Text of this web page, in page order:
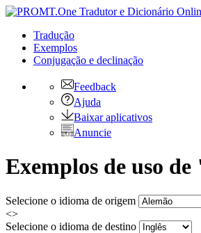
Tradução
Exemplos
Conjugação e declinação
Feedback
Ajuda
Baixar aplicativos
Anuncie
Exemplos de uso
Selecione o idioma de origem
<>
Selecione o idioma de destino